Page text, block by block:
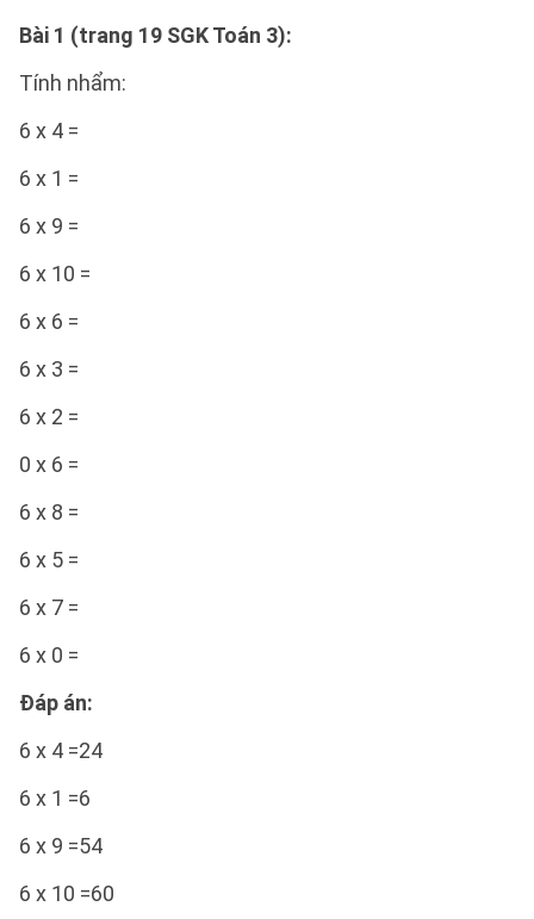
Bài 1 (trang 19 SGK Toán 3):
Tính nhẩm:
6 x 4 =
6 x 1 =
6 x 9 =
6 x 10 =
6 x 6 =
6 x 3 =
6 x 2 =
0 x 6 =
6 x 8 =
6 x 5 =
6 x 7 =
6 x 0 =
Đáp án:
6 x 4 =24
6 x 1 =6
6 x 9 =54
6 x 10 =60